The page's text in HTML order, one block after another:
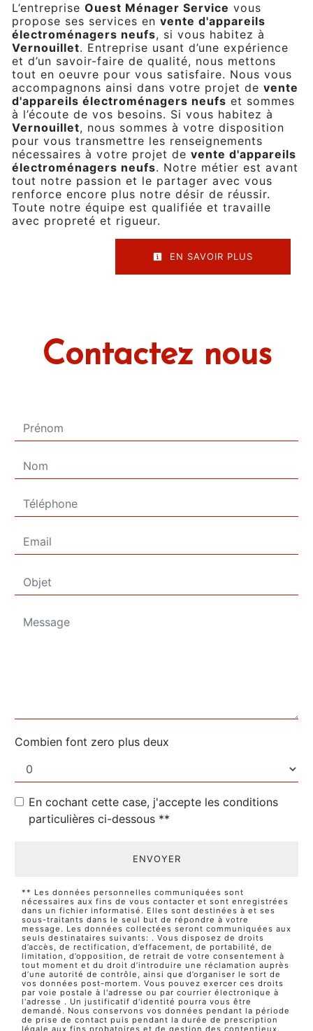
L’entreprise Ouest Ménager Service vous
propose ses services en vente d'appareils
électroménagers neufs, si vous habitez à
Vernouillet. Entreprise usant d’une expérience
et d’un savoir-faire de qualité, nous mettons
tout en oeuvre pour vous satisfaire. Nous vous
accompagnons ainsi dans votre projet de vente
d'appareils électroménagers neufs et sommes
à l’écoute de vos besoins. Si vous habitez à
Vernouillet, nous sommes à votre disposition
pour vous transmettre les renseignements
nécessaires à votre projet de vente d'appareils
électroménagers neufs. Notre métier est avant
tout notre passion et le partager avec vous
renforce encore plus notre désir de réussir.
Toute notre équipe est qualifiée et travaille
avec propreté et rigueur.
EN SAVOIR PLUS
Contactez nous
Combien font zero plus deux
En cochant cette case, j'accepte les conditions
particulières ci-dessous **
ENVOYER
** Les données personnelles communiquées sont
nécessaires aux fins de vous contacter et sont enregistrées
dans un fichier informatisé. Elles sont destinées à et ses
sous-traitants dans le seul but de répondre à votre
message. Les données collectées seront communiquées aux
seuls destinataires suivants: . Vous disposez de droits
d’accès, de rectification, d’effacement, de portabilité, de
limitation, d’opposition, de retrait de votre consentement à
tout moment et du droit d’introduire une réclamation auprès
d’une autorité de contrôle, ainsi que d’organiser le sort de
vos données post-mortem. Vous pouvez exercer ces droits
par voie postale à l'adresse ou par courrier électronique à
l'adresse . Un justificatif d'identité pourra vous être
demandé. Nous conservons vos données pendant la période
de prise de contact puis pendant la durée de prescription
légale aux fins probatoires et de gestion des contentieux.